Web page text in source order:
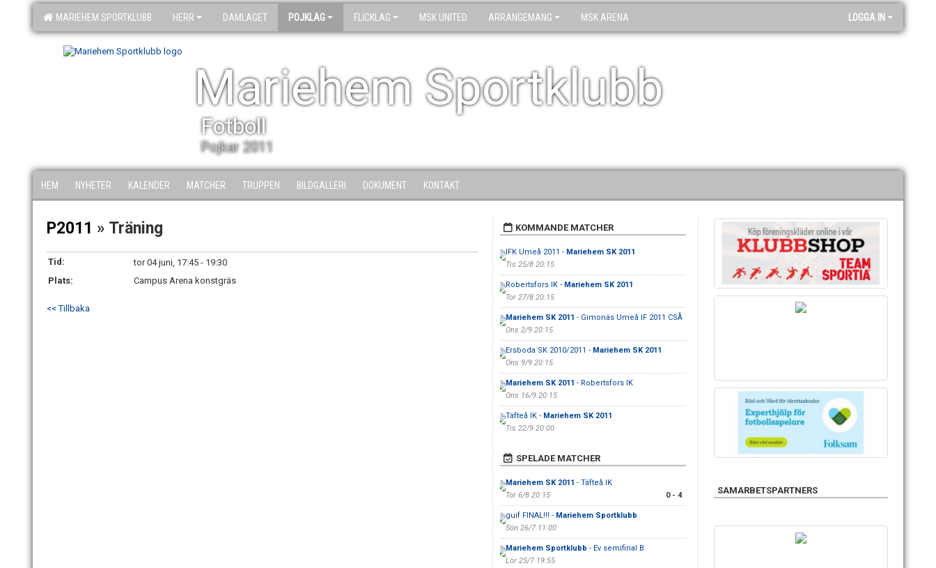
MARIEHEM SPORTKLUBB HERR DAMLAGET POJKLAG FLICKLAG MSK UNITED ARRANGEMANG MSK ARENA LOGGA IN
Mariehem Sportklubb
Fotboll
Pojkar 2011
HEM NYHETER KALENDER MATCHER TRUPPEN BILDGALLERI DOKUMENT KONTAKT
P2011 » Träning
Tid:
tor 04 juni, 17:45 - 19:30
Plats:
Campus Arena konstgräs
<< Tillbaka
KOMMANDE MATCHER
IFK Umeå 2011 - Mariehem SK 2011
Tis 25/8 20:15
Robertsfors IK - Mariehem SK 2011
Tor 27/8 20:15
Mariehem SK 2011 - Gimonäs Umeå IF 2011 CSÅ
Ons 2/9 20:15
Ersboda SK 2010/2011 - Mariehem SK 2011
Ons 9/9 20:15
Mariehem SK 2011 - Robertsfors IK
Ons 16/9 20:15
Täfteå IK - Mariehem SK 2011
Tis 22/9 20:00
SPELADE MATCHER
Mariehem SK 2011 - Täfteå IK
Tor 6/8 20:15
0 - 4
guif FINAL!!! - Mariehem Sportklubb
Sön 26/7 11:00
Mariehem Sportklubb - Ev semifinal B
Lör 25/7 19:55
SAMARBETSPARTNERS